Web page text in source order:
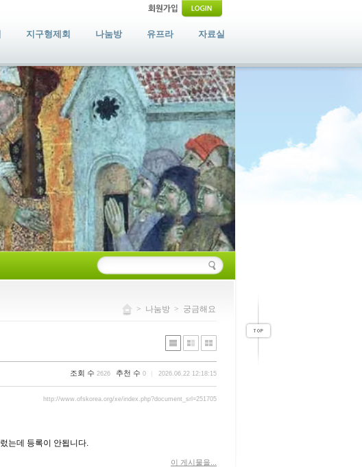
지구형제회 나눔방 유프라 자료실
> 나눔방 > 궁금해요
조회 수 2626 추천 수 0 2026.06.22 12:18:15
http://www.ofskorea.org/xe/index.php?document_srl=251705
는데 등록이 안됩니다.
이 게시물을...